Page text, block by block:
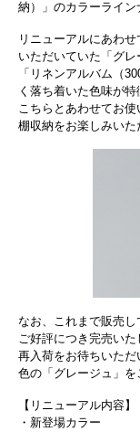
納）」のカラーライン
リニューアルにあわ
いただいていた「グレ
「リネンアルバム（
く落ち着いた色味が特
こちらとあわせてお
棚収納をお楽しみいた
なお、これまで販売し
ご好評につき完売いた
再入荷をお待ちいた
色の「グレージュ」を
【リニューアル内容】
・新登場カラー